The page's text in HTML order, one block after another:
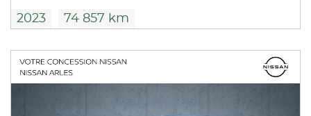
2023 74 857 km